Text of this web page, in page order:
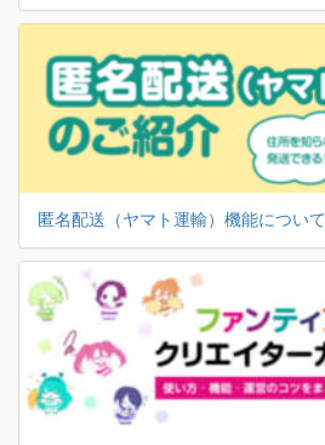
匿名配送（ヤマト運輸）機能について